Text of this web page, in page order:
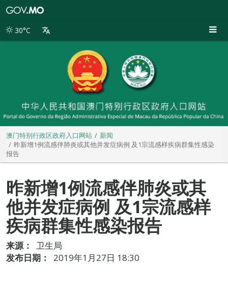
别
30°C
澳门特别行政区政府入口网站
新闻
昨新增1例流感伴肺炎或其他并发症病例 及1宗流感样疾病群集性感染
报告
昨新增1例流感伴肺炎或其
他并发症病例 及1宗流感样
疾病群集性感染报告
来源：
卫生局
发布日期：
2019年1月27日 18:30